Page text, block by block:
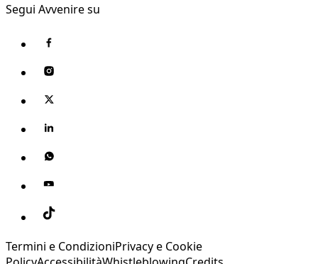
Segui Avvenire su
Termini e CondizioniPrivacy e Cookie